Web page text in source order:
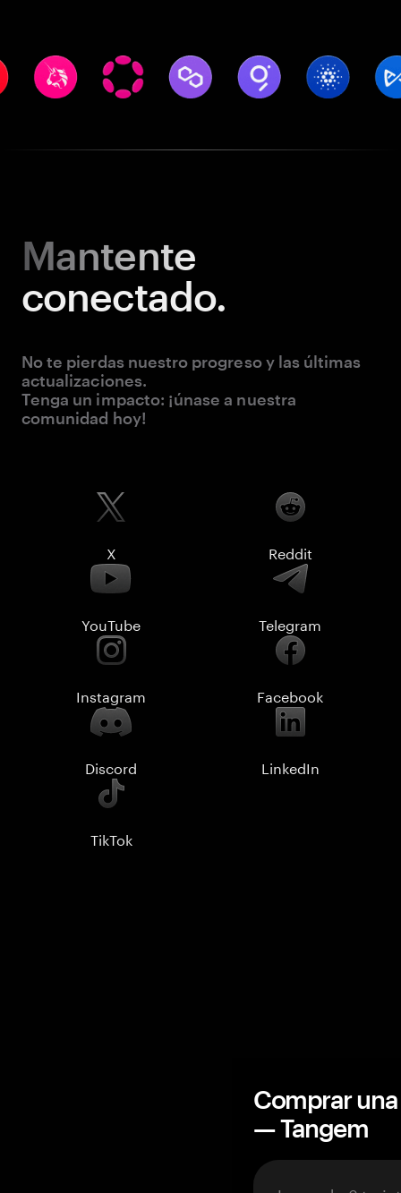
Mantente
conectado.
No te pierdas nuestro progreso y las últimas
actualizaciones.
Tenga un impacto: ¡únase a nuestra
comunidad hoy!
X Reddit
YouTube Telegram
Instagram Facebook
Discord LinkedIn
TikTok
Comprar
— Tangem